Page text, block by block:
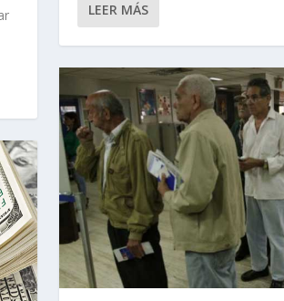
LEER MÁS